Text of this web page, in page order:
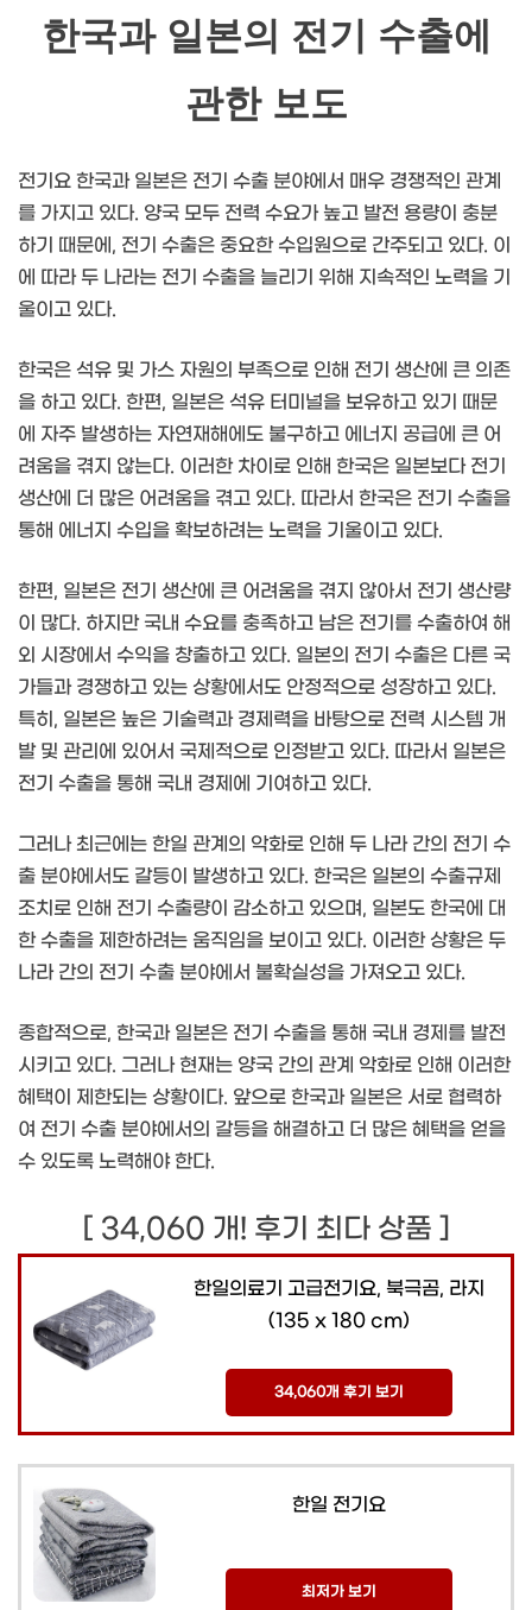
한국과 일본의 전기 수출에
관한 보도
전기요 한국과 일본은 전기 수출 분야에서 매우 경쟁적인 관계
를 가지고 있다. 양국 모두 전력 수요가 높고 발전 용량이 충분
하기 때문에, 전기 수출은 중요한 수입원으로 간주되고 있다. 이
에 따라 두 나라는 전기 수출을 늘리기 위해 지속적인 노력을 기
울이고 있다.
한국은 석유 및 가스 자원의 부족으로 인해 전기 생산에 큰 의존
을 하고 있다. 한편, 일본은 석유 터미널을 보유하고 있기 때문
에 자주 발생하는 자연재해에도 불구하고 에너지 공급에 큰 어
려움을 겪지 않는다. 이러한 차이로 인해 한국은 일본보다 전기
생산에 더 많은 어려움을 겪고 있다. 따라서 한국은 전기 수출을
통해 에너지 수입을 확보하려는 노력을 기울이고 있다.
한편, 일본은 전기 생산에 큰 어려움을 겪지 않아서 전기 생산량
이 많다. 하지만 국내 수요를 충족하고 남은 전기를 수출하여 해
외 시장에서 수익을 창출하고 있다. 일본의 전기 수출은 다른 국
가들과 경쟁하고 있는 상황에서도 안정적으로 성장하고 있다.
특히, 일본은 높은 기술력과 경제력을 바탕으로 전력 시스템 개
발 및 관리에 있어서 국제적으로 인정받고 있다. 따라서 일본은
전기 수출을 통해 국내 경제에 기여하고 있다.
그러나 최근에는 한일 관계의 악화로 인해 두 나라 간의 전기 수
출 분야에서도 갈등이 발생하고 있다. 한국은 일본의 수출규제
조치로 인해 전기 수출량이 감소하고 있으며, 일본도 한국에 대
한 수출을 제한하려는 움직임을 보이고 있다. 이러한 상황은 두
나라 간의 전기 수출 분야에서 불확실성을 가져오고 있다.
종합적으로, 한국과 일본은 전기 수출을 통해 국내 경제를 발전
시키고 있다. 그러나 현재는 양국 간의 관계 악화로 인해 이러한
혜택이 제한되는 상황이다. 앞으로 한국과 일본은 서로 협력하
여 전기 수출 분야에서의 갈등을 해결하고 더 많은 혜택을 얻을
수 있도록 노력해야 한다.
[ 34,060 개! 후기 최다 상품 ]
한일의료기 고급전기요, 북극곰, 라지
(135 x 180 cm)
34,060개 후기 보기
한일 전기요
최저가 보기